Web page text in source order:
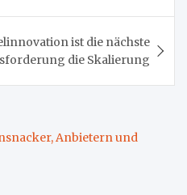
ist die nächste
die Skalierung
Anbietern und